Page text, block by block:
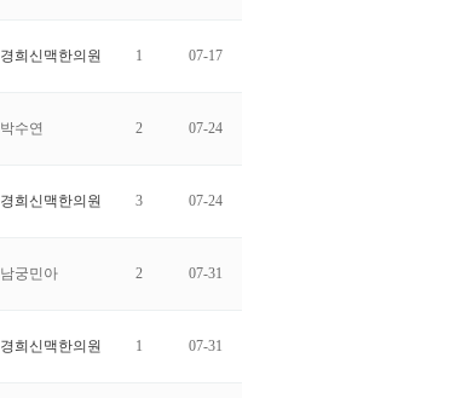
경희신맥한의원 1 07-17
박수연 2 07-24
경희신맥한의원 3 07-24
남궁민아 2 07-31
경희신맥한의원 1 07-31